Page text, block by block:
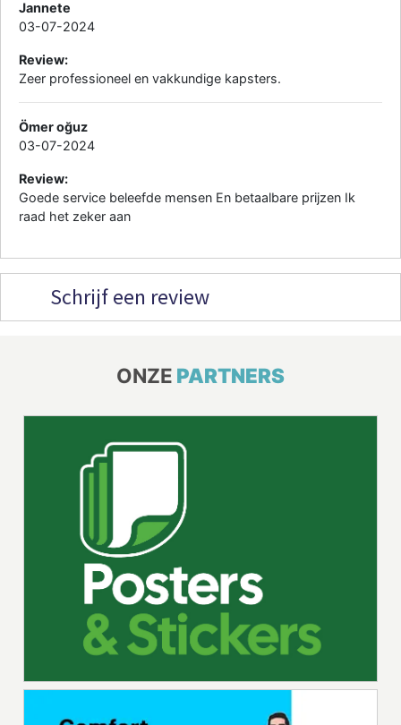
Jannete
03-07-2024
Review:
Zeer professioneel en vakkundige kapsters.
Ömer oğuz
03-07-2024
Review:
Goede service beleefde mensen En betaalbare prijzen Ik
raad het zeker aan
Schrijf een review
ONZE PARTNERS